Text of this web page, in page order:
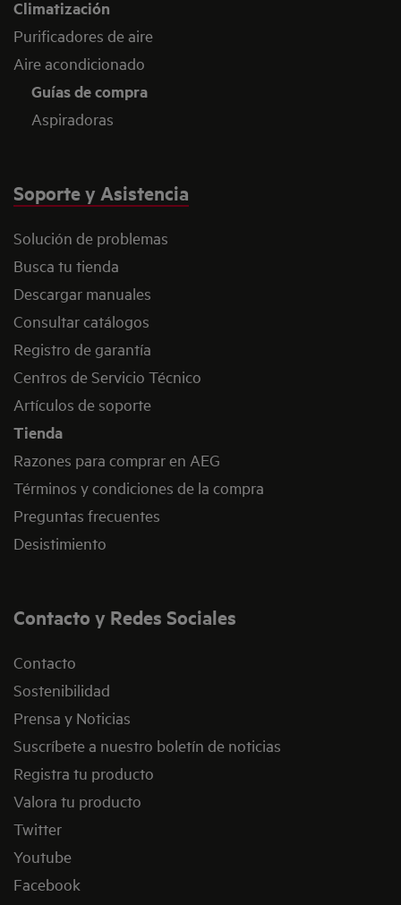
Climatización
Purificadores de aire
Aire acondicionado
Guías de compra
Aspiradoras
Soporte y Asistencia
Solución de problemas
Busca tu tienda
Descargar manuales
Consultar catálogos
Registro de garantía
Centros de Servicio Técnico
Artículos de soporte
Tienda
Razones para comprar en AEG
Términos y condiciones de la compra
Preguntas frecuentes
Desistimiento
Contacto y Redes Sociales
Contacto
Sostenibilidad
Prensa y Noticias
Suscríbete a nuestro boletín de noticias
Registra tu producto
Valora tu producto
Twitter
Youtube
Facebook